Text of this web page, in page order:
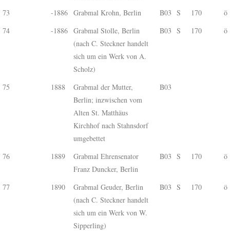
73 -1886 Grabmal Krohn, Berlin B03 S 170
ö
74
-1886 Grabmal Stolle, Berlin
(nach C. Steckner handelt
sich um ein Werk von A.
Scholz)
B03 S 170 ö
75 1888
Grabmal der Mutter,
Berlin; inzwischen vom
Alten St. Matthäus
Kirchhof nach Stahnsdorf
umgebettet
B03
76 1889
Grabmal Ehrensenator
Franz Duncker, Berlin
B03 S 170 ö
77 1890
Grabmal Geuder, Berlin
(nach C. Steckner handelt
sich um ein Werk von W.
Sipperling)
B03 S 170 ö